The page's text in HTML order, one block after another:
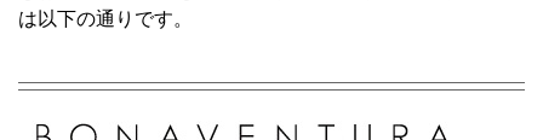
は以下の通りです。